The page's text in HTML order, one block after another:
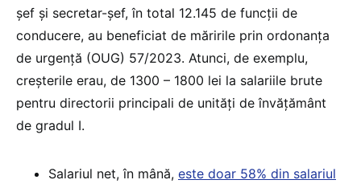
șef și secretar-șef, în total 12.145 de funcții de
conducere, au beneficiat de măririle prin ordonanța
de urgență (OUG) 57/2023. Atunci, de exemplu,
creșterile erau, de 1300 – 1800 lei la salariile brute
pentru directorii principali de unități de învățământ
de gradul I.
Salariul net, în mână, este doar 58% din salariul